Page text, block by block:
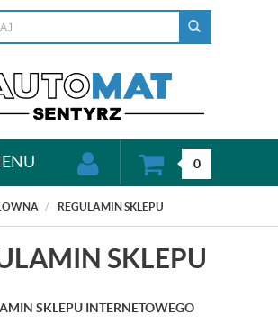
0
REGULAMIN SKLEPU
SKLEPU
SKLEPU INTERNETOWEGO